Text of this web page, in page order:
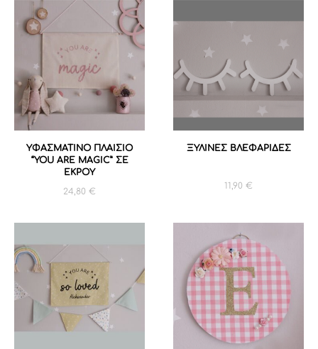
ΥΦΑΣΜΑΤΙΝΟ ΠΛΑΙΣΙΟ
“YOU ARE MAGIC” ΣΕ
ΕΚΡΟΥ
24,80 €
ΞΥΛΙΝΕΣ ΒΛΕΦΑΡΙΔΕΣ
11,90 €